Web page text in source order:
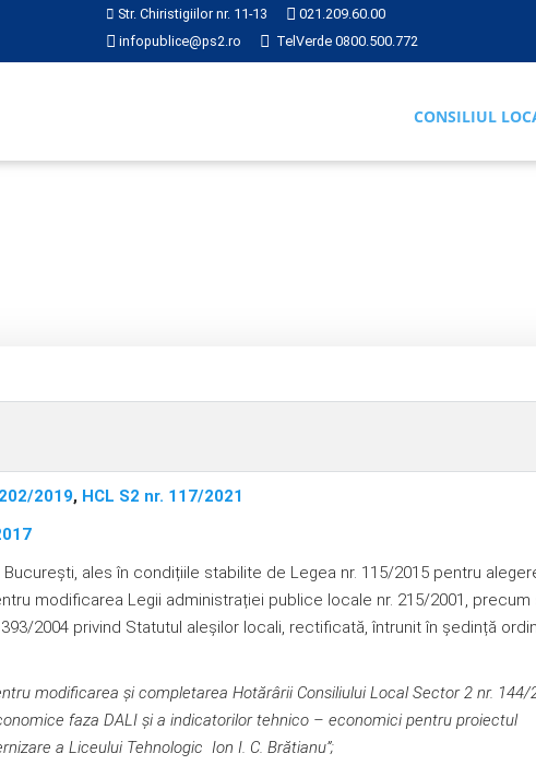
Str. Chiristigiilor nr. 11-13
021.209.60.00
infopublice@ps2.ro
TelVerde 0800.500.772
CONSILIUL
2019, HCL S2 nr. 117/2021
ales în condițiile stabilite de Legea nr. 115/2015 pentru
modificarea Legii administrației publice locale nr. 215/2001, precum
2004 privind Statutul aleșilor locali, rectificată, întrunit în ședință
modificarea și completarea Hotărârii Consiliului Local Sector 2 nr. 144/
faza DALI și a indicatorilor tehnico – economici pentru proiectul
a Liceului Tehnologic Ion I. C. Brătianu”;